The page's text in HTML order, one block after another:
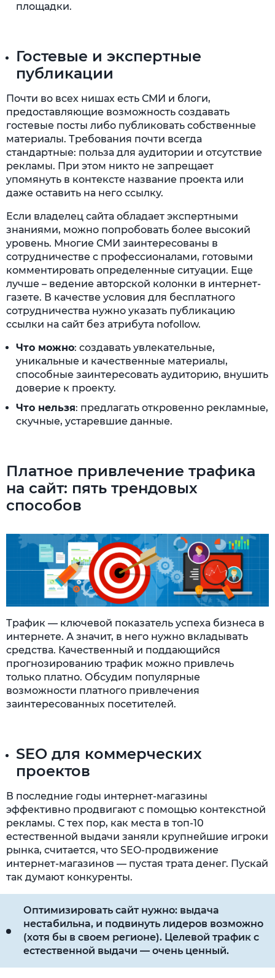
площадки.
Гостевые и экспертные
публикации
Почти во всех нишах есть СМИ и блоги,
предоставляющие возможность создавать
гостевые посты либо публиковать собственные
материалы. Требования почти всегда
стандартные: польза для аудитории и отсутствие
рекламы. При этом никто не запрещает
упомянуть в контексте название проекта или
даже оставить на него ссылку.
Если владелец сайта обладает экспертными
знаниями, можно попробовать более высокий
уровень. Многие СМИ заинтересованы в
сотрудничестве с профессионалами, готовыми
комментировать определенные ситуации. Еще
лучше – ведение авторской колонки в интернет-
газете. В качестве условия для бесплатного
сотрудничества нужно указать публикацию
ссылки на сайт без атрибута nofollow.
Что можно: создавать увлекательные,
уникальные и качественные материалы,
способные заинтересовать аудиторию, внушить
доверие к проекту.
Что нельзя: предлагать откровенно рекламные,
скучные, устаревшие данные.
Платное привлечение трафика
на сайт: пять трендовых
способов
Трафик — ключевой показатель успеха бизнеса в
интернете. А значит, в него нужно вкладывать
средства. Качественный и поддающийся
прогнозированию трафик можно привлечь
только платно. Обсудим популярные
возможности платного привлечения
заинтересованных посетителей.
SEO для коммерческих
проектов
В последние годы интернет-магазины
эффективно продвигают с помощью контекстной
рекламы. С тех пор, как места в топ-10
естественной выдачи заняли крупнейшие игроки
рынка, считается, что SEO-продвижение
интернет-магазинов — пустая трата денег. Пускай
так думают конкуренты.
Оптимизировать сайт нужно: выдача
нестабильна, и подвинуть лидеров возможно
(хотя бы в своем регионе). Целевой трафик с
естественной выдачи — очень ценный.